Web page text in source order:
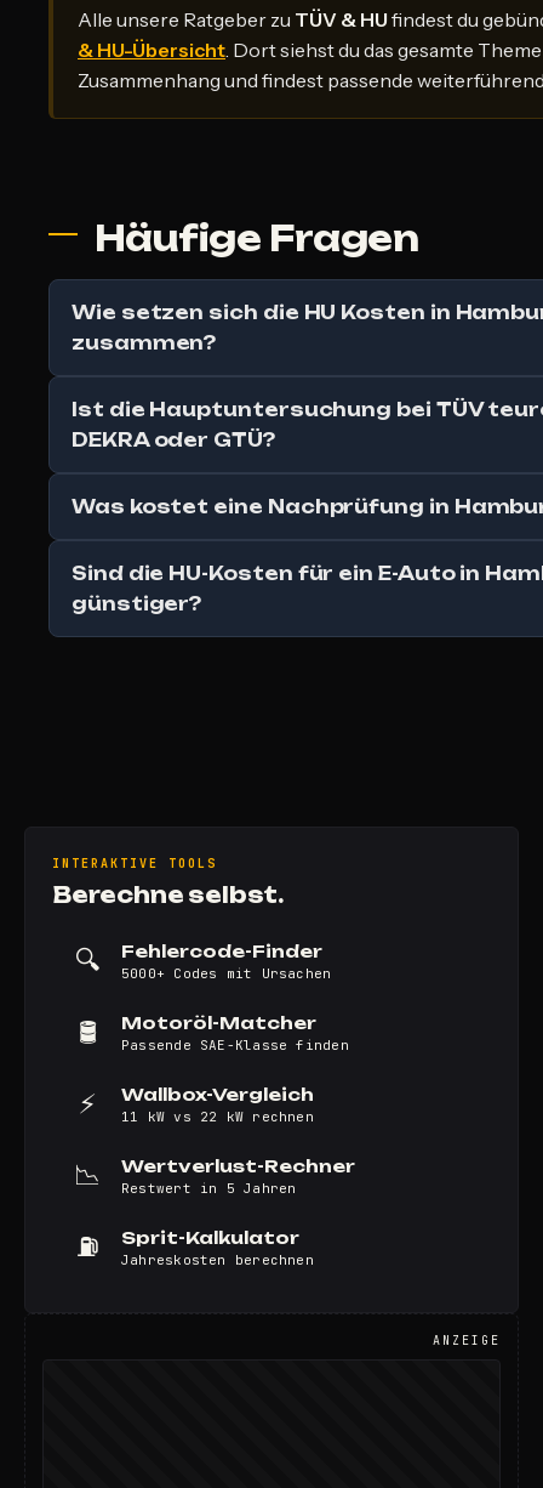
Alle unsere Ratgeber zu TÜV & HU findest du
& HU-Übersicht. Dort siehst du das gesamte
Zusammenhang und findest passende
Häufige Fragen
Wie setzen sich die HU Kosten in
zusammen?
Ist die Hauptuntersuchung bei TÜV
DEKRA oder GTÜ?
Was kostet eine Nachprüfung in
Sind die HU-Kosten für ein E-Auto in
günstiger?
INTERAKTIVE TOOLS
Berechne selbst.
🔍 Fehlercode-Finder
5000+ Codes mit Ursachen
🛢️ Motoröl-Matcher
Passende SAE-Klasse finden
⚡ Wallbox-Vergleich
11 kW vs 22 kW rechnen
📉 Wertverlust-Rechner
Restwert in 5 Jahren
⛽ Sprit-Kalkulator
Jahreskosten berechnen
ANZEIGE